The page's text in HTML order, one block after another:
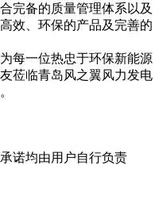
完备的质量管理体系以及
效、环保的产品及完善的
每一位热忠于环保新能源
莅临青岛风之翼风力发电
诺均由用户自行负责